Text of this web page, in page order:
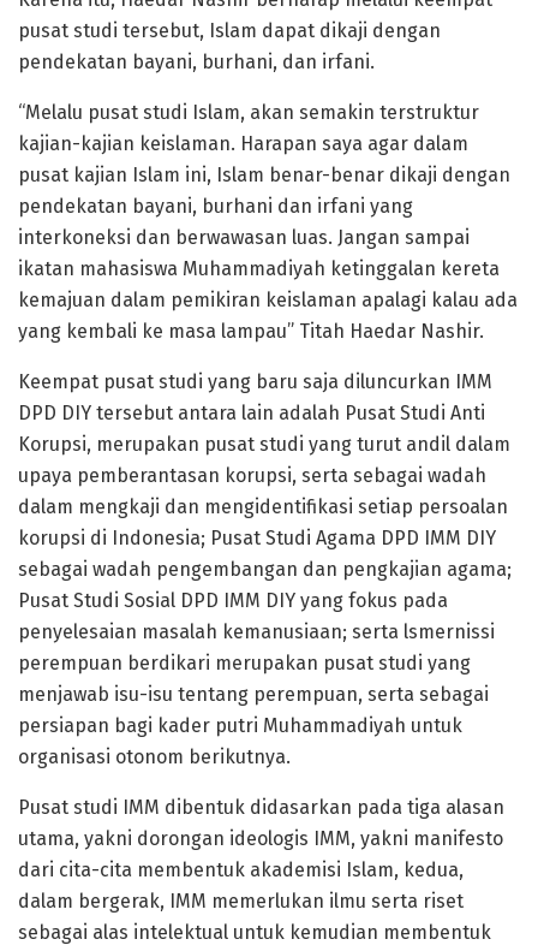
pusat studi tersebut, Islam dapat dikaji dengan
pendekatan bayani, burhani, dan irfani.
“Melalu pusat studi Islam, akan semakin terstruktur
kajian-kajian keislaman. Harapan saya agar dalam
pusat kajian Islam ini, Islam benar-benar dikaji dengan
pendekatan bayani, burhani dan irfani yang
interkoneksi dan berwawasan luas. Jangan sampai
ikatan mahasiswa Muhammadiyah ketinggalan kereta
kemajuan dalam pemikiran keislaman apalagi kalau ada
yang kembali ke masa lampau” Titah Haedar Nashir.
Keempat pusat studi yang baru saja diluncurkan IMM
DPD DIY tersebut antara lain adalah Pusat Studi Anti
Korupsi, merupakan pusat studi yang turut andil dalam
upaya pemberantasan korupsi, serta sebagai wadah
dalam mengkaji dan mengidentifikasi setiap persoalan
korupsi di Indonesia; Pusat Studi Agama DPD IMM DIY
sebagai wadah pengembangan dan pengkajian agama;
Pusat Studi Sosial DPD IMM DIY yang fokus pada
penyelesaian masalah kemanusiaan; serta lsmernissi
perempuan berdikari merupakan pusat studi yang
menjawab isu-isu tentang perempuan, serta sebagai
persiapan bagi kader putri Muhammadiyah untuk
organisasi otonom berikutnya.
Pusat studi IMM dibentuk didasarkan pada tiga alasan
utama, yakni dorongan ideologis IMM, yakni manifesto
dari cita-cita membentuk akademisi Islam, kedua,
dalam bergerak, IMM memerlukan ilmu serta riset
sebagai alas intelektual untuk kemudian membentuk